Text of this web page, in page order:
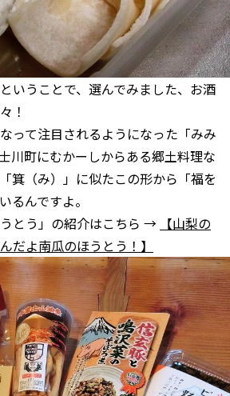
いうことで、選んでみました、お酒
！
って注目されるようになった「みみ
川町にむかーしからある郷土料理な
箕（み）」に似たこの形から「福を
るんですよ。
とう」の紹介はこちら → 【山梨の
だよ南瓜のほうとう！】